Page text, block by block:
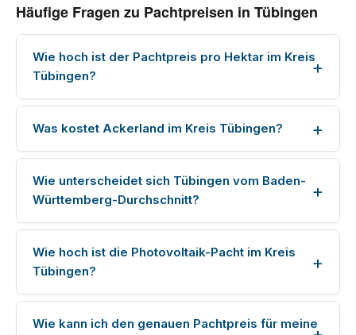
Häufige Fragen zu Pachtpreisen in Tübingen
Wie hoch ist der Pachtpreis pro Hektar im Kreis
Tübingen?
Was kostet Ackerland im Kreis Tübingen?
Wie unterscheidet sich Tübingen vom Baden-
Württemberg-Durchschnitt?
Wie hoch ist die Photovoltaik-Pacht im Kreis
Tübingen?
Wie kann ich den genauen Pachtpreis für meine